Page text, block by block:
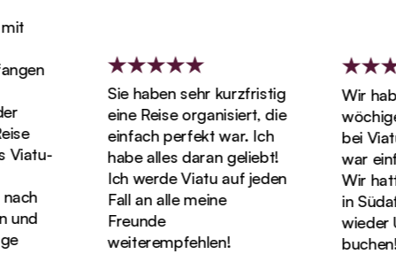
Sie haben sehr kurzfristig
eine Reise organisiert, die
einfach perfekt war. Ich
habe alles daran geliebt!
Ich werde Viatu auf jeden
Fall an alle meine
Freunde
weiterempfehlen!
Wir
bei
war
Wir
in
wieder
buchen!